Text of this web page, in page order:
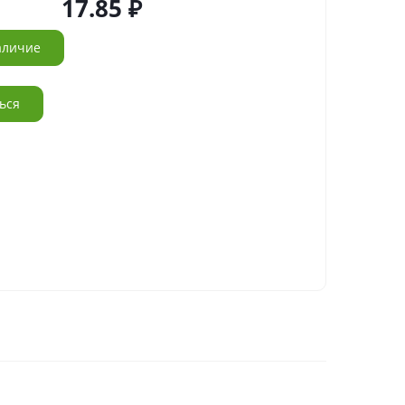
17.85